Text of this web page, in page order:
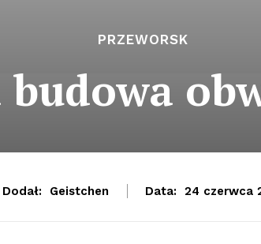
PRZEWORSK
budowa
Dodał: Geistchen Data: 24 czerwca